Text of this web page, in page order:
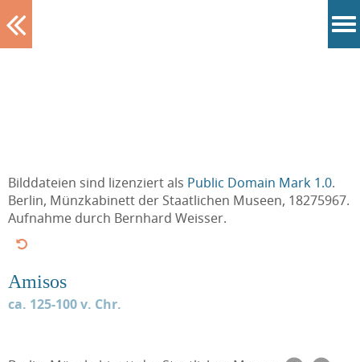
Bilddateien sind lizenziert als Public Domain Mark 1.0.
Berlin, Münzkabinett der Staatlichen Museen, 18275967.
Aufnahme durch Bernhard Weisser.
Amisos
ca. 125-100 v. Chr.